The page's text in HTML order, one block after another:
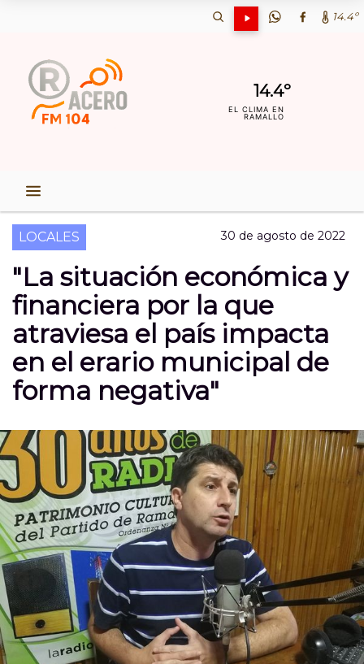
14.4º
14.4º
EL CLIMA EN
RAMALLO
LOCALES 30 de agosto de 2022
"La situación económica y
financiera por la que
atraviesa el país impacta
en el erario municipal de
forma negativa"